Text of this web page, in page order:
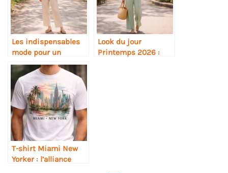
Les indispensables
mode pour un
printemps-été stylé
et frais
Look du jour
Printemps 2026 :
T-shirt Miami New
Yorker : l’alliance